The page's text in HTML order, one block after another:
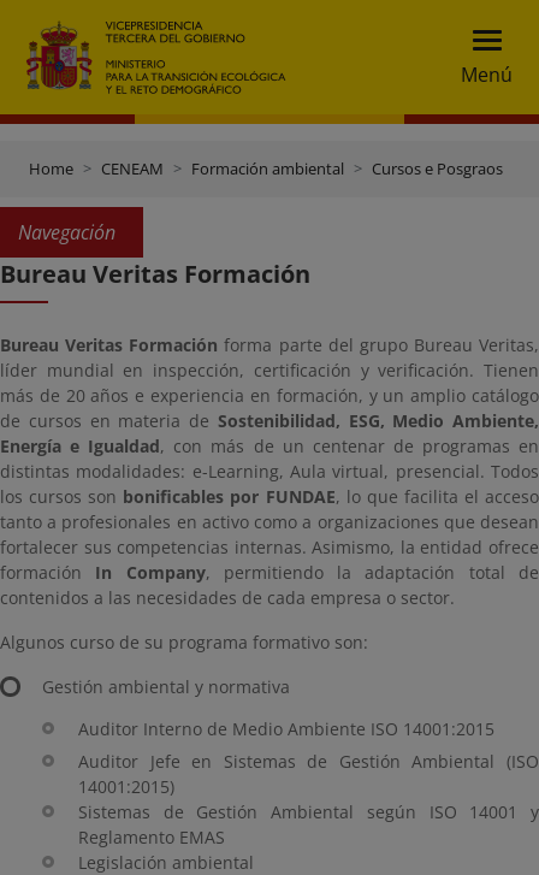
Menú
Home CENEAM Formación ambiental Cursos e Posgraos
Navegación
Bureau Veritas Formación
Bureau Veritas Formaciónforma parte del grupo Bureau Veritas,
líder mundial en inspección, certificación y verificación. Tienen
más de 20 años e experiencia en formación, y un amplio catálogo
de cursos en materia de Sostenibilidad, ESG, Medio Ambiente,
Energía e Igualdad, con más de un centenar de programas en
distintas modalidades: e-Learning, Aula virtual, presencial. Todos
los cursos son bonificables por FUNDAE, lo que facilita el acceso
tanto a profesionales en activo como a organizaciones que desean
fortalecer sus competencias internas. Asimismo, la entidad ofrece
formación In Company, permitiendo la adaptación total de
contenidos a las necesidades de cada empresa o sector.
Algunos curso de su programa formativo son:
Gestión ambiental y normativa
Auditor Interno de Medio Ambiente ISO 14001:2015
Auditor Jefe en Sistemas de Gestión Ambiental (ISO
14001:2015)
Sistemas de Gestión Ambiental según ISO 14001 y
Reglamento EMAS
Legislación ambiental